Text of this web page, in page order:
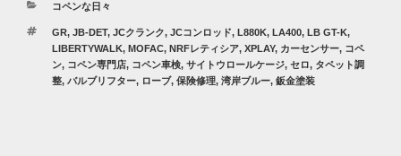
カ
ゴ
リ
ー
コペンな日々
タ
グ
GR, JB-DET, JCクランク, JCコンロッド, L880K, LA400, LB GT-K,
LIBERTYWALK, MOFAC, NRFレティシア, XPLAY, カーセンサー, コペ
ン, コペン専門店, コペン車検, サイトウロールケージ, セロ, タペット調
整, バルブリフター, ローブ, 保険修理, 湾岸ブルー, 鈑金塗装